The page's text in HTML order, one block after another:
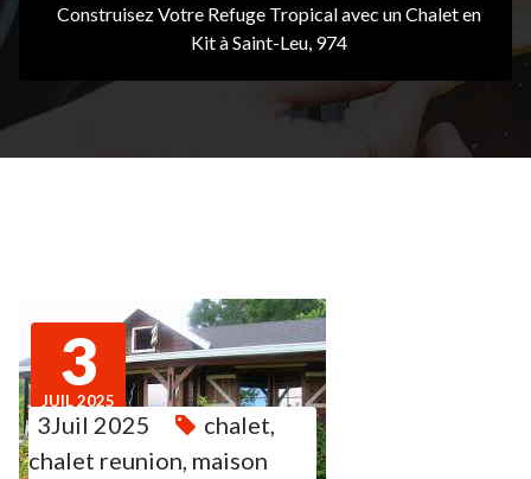
Construisez Votre Refuge Tropical avec un Chalet en
Kit à Saint-Leu, 974
3
JUIL 2025
3Juil 2025 chalet
chalet reunion maison